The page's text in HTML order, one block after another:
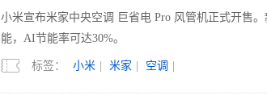
小米宣布米家中央空调 巨省电 Pro 风管机正式开售
能，AI节能率可达30%。
标签： 小米 米家 空调